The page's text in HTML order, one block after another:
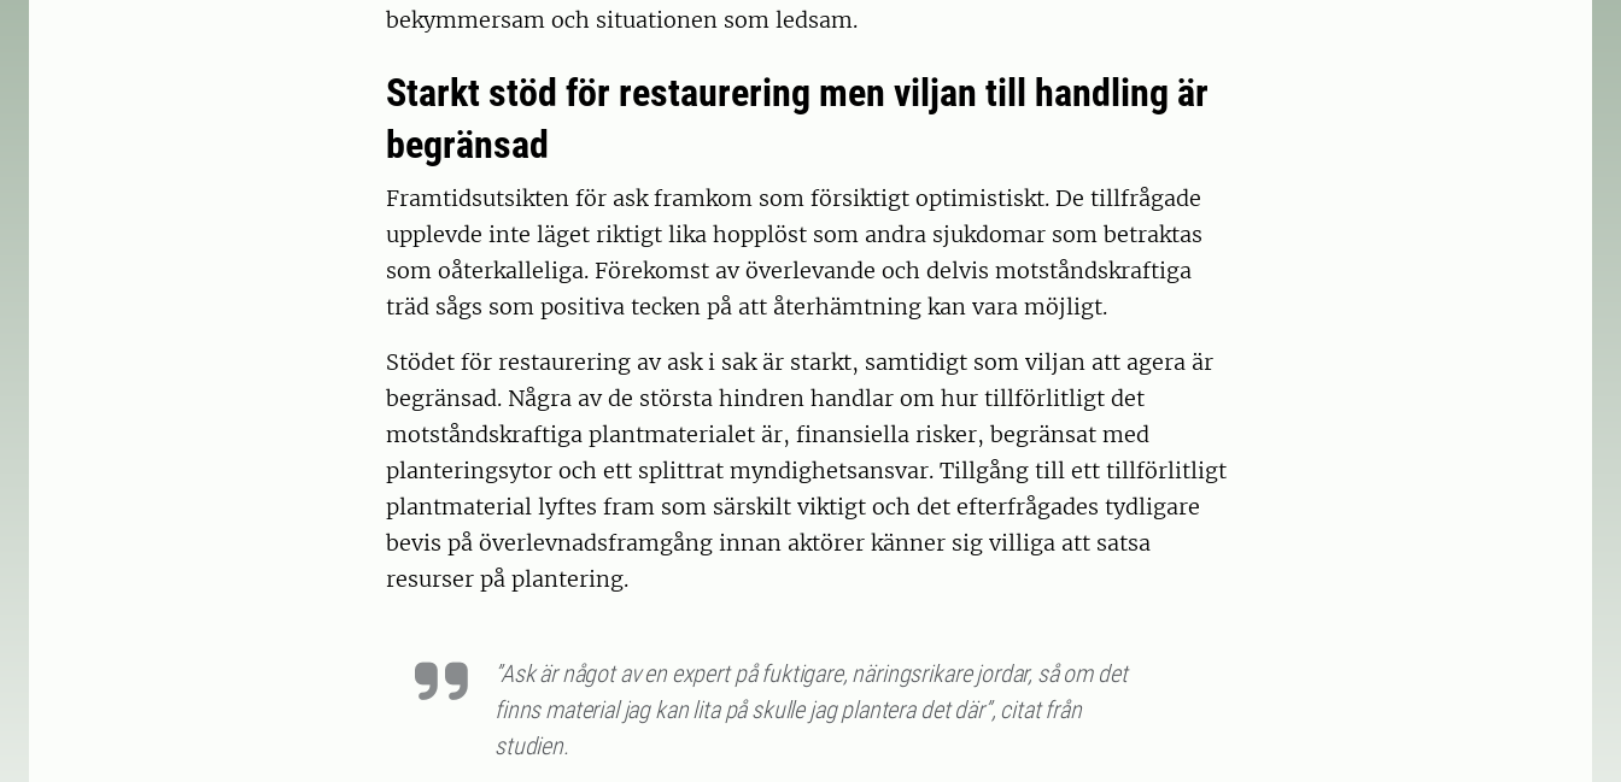
bekymmersam och situationen som ledsam.
Starkt stöd för restaurering men viljan till handling är
begränsad
Framtidsutsikten för ask framkom som försiktigt optimistiskt. De tillfrågade
upplevde inte läget riktigt lika hopplöst som andra sjukdomar som betraktas
som oåterkalleliga. Förekomst av överlevande och delvis motståndskraftiga
träd sågs som positiva tecken på att återhämtning kan vara möjligt.
Stödet för restaurering av ask i sak är starkt, samtidigt som viljan att agera är
begränsad. Några av de största hindren handlar om hur tillförlitligt det
motståndskraftiga plantmaterialet är, finansiella risker, begränsat med
planteringsytor och ett splittrat myndighetsansvar. Tillgång till ett tillförlitligt
plantmaterial lyftes fram som särskilt viktigt och det efterfrågades tydligare
bevis på överlevnadsframgång innan aktörer känner sig villiga att satsa
resurser på plantering.
”Ask är något av en expert på fuktigare, näringsrikare jordar, så om det
finns material jag kan lita på skulle jag plantera det där”, citat från
studien.